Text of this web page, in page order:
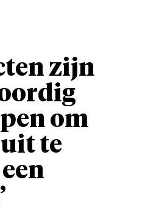
zijn
om
uit te